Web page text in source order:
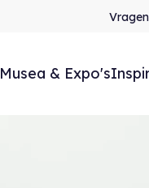
Musea & Expo's